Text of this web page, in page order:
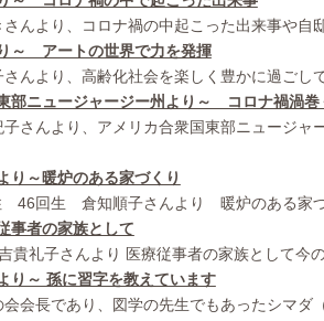
んより、コロナ禍の中起こった出来事や自
～ アートの世界で力を発揮
んより、高齢化社会を楽しく豊かに過ごし
部ニュージャージー州より～ コロナ禍渦巻
さんより、アメリカ合衆国東部ニュージャ
り～暖炉のある家づくり
46回生 倉知順子さんより 暖炉のある家づ
事者の家族として
貴礼子さんより 医療従事者の家族として今
り～ 孫に習字を教えています
会長であり、図学の先生でもあったシマダ